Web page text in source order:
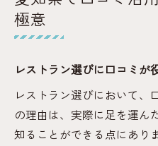
レストラン評価
の判断軸
口コミ高評価の
密
極意
レストラン選びに口コミが
レストラン選びにおいて、
の理由は、実際に足を運ん
知ることができる点にあり